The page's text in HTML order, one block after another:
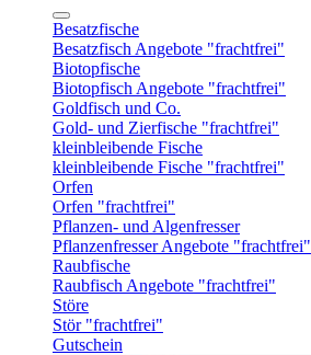
Besatzfische
Besatzfisch Angebote "frachtfrei"
Biotopfische
Biotopfisch Angebote "frachtfrei"
Goldfisch und Co.
Gold- und Zierfische "frachtfrei"
kleinbleibende Fische
kleinbleibende Fische "frachtfrei"
Orfen
Orfen "frachtfrei"
Pflanzen- und Algenfresser
Pflanzenfresser Angebote "frachtfrei"
Raubfische
Raubfisch Angebote "frachtfrei"
Störe
Stör "frachtfrei"
Gutschein